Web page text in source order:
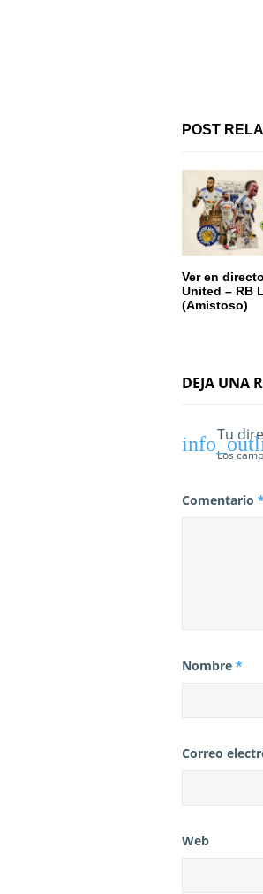
ó
n
d
e
e
n
d
s
POST
Ver en
United – RB
(Amistoso)
DEJA UNA
Tu
Los
Comentario *
Nombre *
Correo
Web